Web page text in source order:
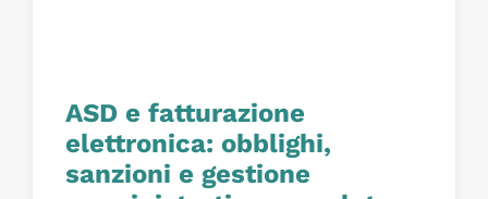
ASD e fatturazione
elettronica: obblighi,
sanzioni e gestione